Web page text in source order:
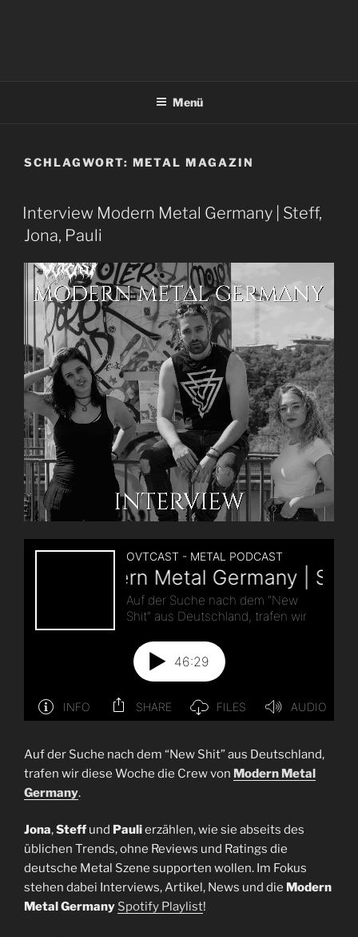
Menü
SCHLAGWORT: METAL MAGAZIN
Interview Modern Metal Germany | Steff,
Jona, Pauli
Auf der Suche nach dem “New Shit” aus Deutschland,
trafen wir diese Woche die Crew von Modern Metal
Germany.
Jona,Steff und Paulierzählen, wie sie abseits des
üblichen Trends, ohne Reviews und Ratings die
deutsche Metal Szene supporten wollen. Im Fokus
stehen dabei Interviews, Artikel, News und die Modern
Metal Germany Spotify Playlist!